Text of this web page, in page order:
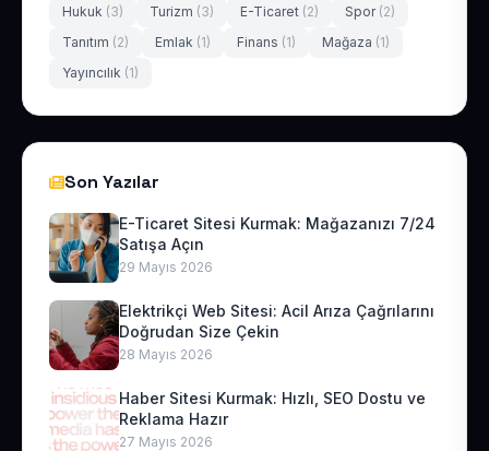
Hukuk (3) Turizm (3) E-Ticaret (2) Spor (2)
Tanıtım (2) Emlak (1) Finans (1) Mağaza (1)
Yayıncılık (1)
Son Yazılar
E-Ticaret Sitesi Kurmak: Mağazanızı 7/24
Satışa Açın
29 Mayıs 2026
Elektrikçi Web Sitesi: Acil Arıza Çağrılarını
Doğrudan Size Çekin
28 Mayıs 2026
Haber Sitesi Kurmak: Hızlı, SEO Dostu ve
Reklama Hazır
27 Mayıs 2026